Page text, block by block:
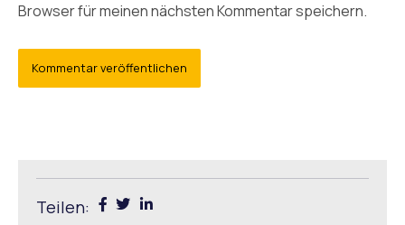
Browser für meinen nächsten Kommentar speichern.
Teilen: